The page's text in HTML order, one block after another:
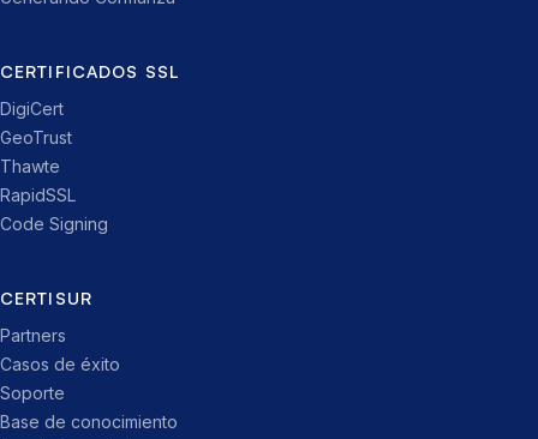
CERTIFICADOS SSL
DigiCert
GeoTrust
Thawte
RapidSSL
Code Signing
CERTISUR
Partners
Casos de éxito
Soporte
Base de conocimiento